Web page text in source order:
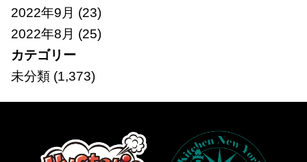
2022年9月 (23)
2022年8月 (25)
カテゴリー
未分類(1,373)